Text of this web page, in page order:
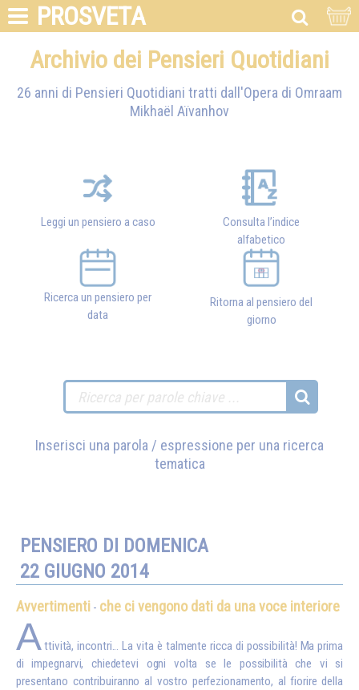
PROSVETA
Archivio dei Pensieri Quotidiani
26 anni di Pensieri Quotidiani tratti dall'Opera di Omraam
Mikhaël Aïvanhov
Leggi un pensiero a caso
Consulta l’indice
alfabetico
Ricerca un pensiero per
data
Ritorna al pensiero del
giorno
Inserisci una parola / espressione per una ricerca
tematica
PENSIERO DI DOMENICA
22 GIUGNO 2014
Avvertimenti - che ci vengono dati da una voce interiore
Attività, incontri... La vita è talmente ricca di possibilità! Ma prima
di impegnarvi, chiedetevi ogni volta se le possibilità che vi si
presentano contribuiranno al vostro perfezionamento, al fiorire della